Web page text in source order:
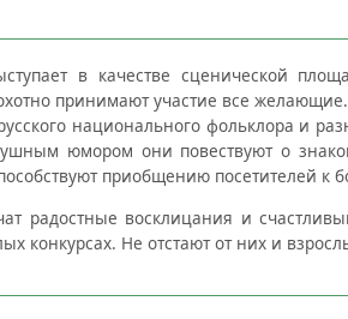
в качестве сценической
принимают участие все желающие.
национального фольклора и
юмором они повествуют о
приобщению посетителей к
радостные восклицания и
конкурсах. Не отстают от них и